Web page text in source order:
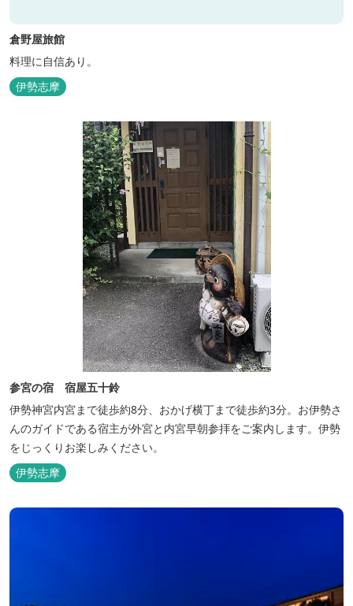
倉野屋旅館
料理に自信あり。
伊勢志摩
参宮の宿 宿屋五十鈴
伊勢神宮内宮まで徒歩約8分、おかげ横丁まで徒歩約3分。お伊勢さ
んのガイドである宿主が外宮と内宮早朝参拝をご案内します。伊勢
をじっくりお楽しみください。
伊勢志摩